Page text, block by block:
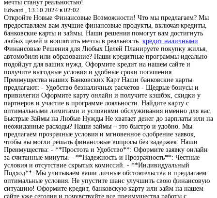
мечты станут реальностью!
Edward , 13.10.2024 в 02:02
Откройте Новые Финансовые Возможности! Что мы предлагаем? Мы
предоставляем вам лучшие финансовые продукты, включая кредиты,
банковские карты и займы. Наши решения помогут вам достигнуть
любых целей и воплотить мечты в реальность. кредит наличными
Финансовые Решения для Любых Целей Планируете покупку жилья,
автомобиля или образование? Наши кредитные программы идеально
подойдут для ваших нужд. Оформите кредит на нашем сайте и
получите выгодные условия и удобные сроки погашения.
Преимущества наших Банковских Карт Наши банковские карты
предлагают: - Удобство безналичных расчетов - Щедрые бонусы и
привилегии Оформите карту онлайн и получите кэшбэк, скидки у
партнеров и участие в программе лояльности. Найдите карту с
оптимальными лимитами и условиями обслуживания именно для вас.
Быстрые Займы на Любые Нужды Не хватает денег до зарплаты или на
неожиданные расходы? Наши займы – это быстро и удобно. Мы
предлагаем прозрачные условия и мгновенное одобрение заявок,
чтобы вы могли решать финансовые вопросы без задержек. Наши
Преимущества: - **Простота и Удобство**: Оформите заявку онлайн
за считанные минуты. - **Надежность и Прозрачность**: Честные
условия и отсутствие скрытых комиссий. - **Индивидуальный
Подход**: Мы учитываем ваши личные обстоятельства и предлагаем
оптимальные условия. Не упустите шанс улучшить свою финансовую
ситуацию! Оформите кредит, банковскую карту или займ на нашем
сайте уже сегодня и почувствуйте все преимущества работы с